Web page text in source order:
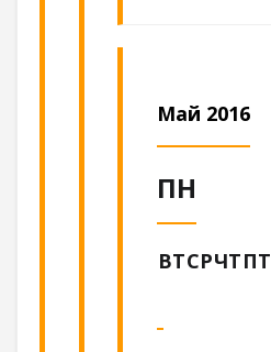
Май 2016
ПН
ВТСРЧТПТ